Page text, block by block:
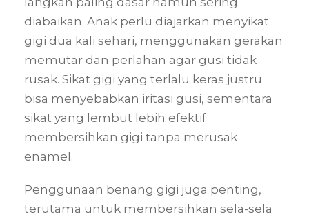
diabaikan. Anak perlu diajarkan menyikat
gigi dua kali sehari, menggunakan gerakan
memutar dan perlahan agar gusi tidak
rusak. Sikat gigi yang terlalu keras justru
bisa menyebabkan iritasi gusi, sementara
sikat yang lembut lebih efektif
membersihkan gigi tanpa merusak
enamel.
Penggunaan benang gigi juga penting,
terutama untuk membersihkan sela-sela